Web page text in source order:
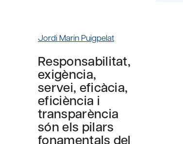
Jordi Marin Puigpelat
Responsabilitat,
exigència,
servei, eficàcia,
eficiència i
transparència
són els pilars
fonamentals del